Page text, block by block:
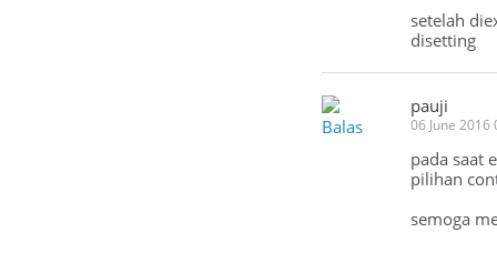
setelah
disetting
Balas
pauji
06 June 2016
pada saat
pilihan
semoga